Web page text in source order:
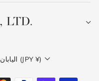
LTD.
اليابان (JPY ¥)